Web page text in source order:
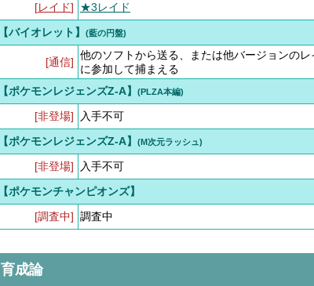
[レイド]
★3レイド
【バイオレット】
(藍の円盤)
[通信]
他のソフトから送る、または他バージョンのレ
に参加して捕まえる
【ポケモンレジェンズZ-A】
(PLZA本編)
[非登場]
入手不可
【ポケモンレジェンズZ-A】
(M次元ラッシュ)
[非登場]
入手不可
【ポケモンチャンピオンズ】
[調査中] 調査中
育成論